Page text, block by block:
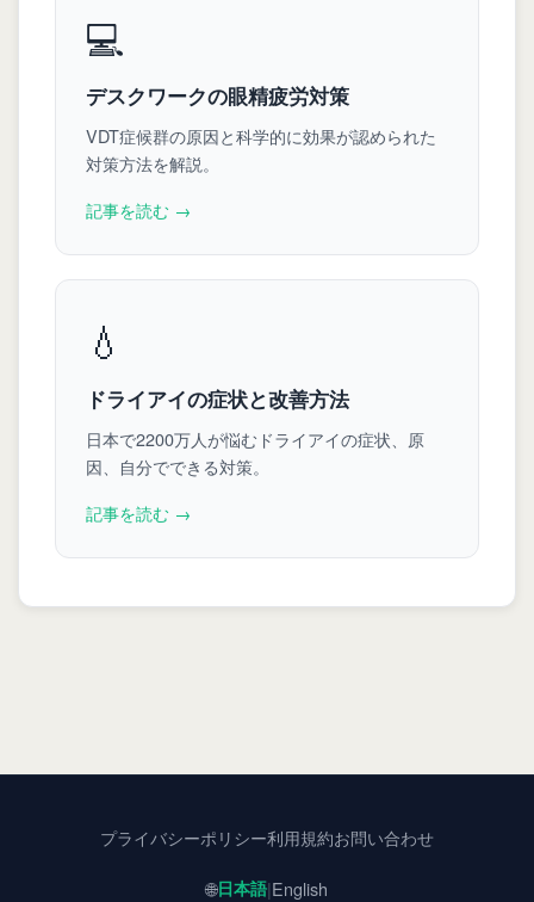
💻
デスクワークの眼精疲労対策
VDT症候群の原因と科学的に効果が認められた
対策方法を解説。
記事を読む →
💧
ドライアイの症状と改善方法
日本で2200万人が悩むドライアイの症状、原
因、自分でできる対策。
記事を読む →
プライバシーポリシー利用規約お問い合わせ
🌐日本語|English